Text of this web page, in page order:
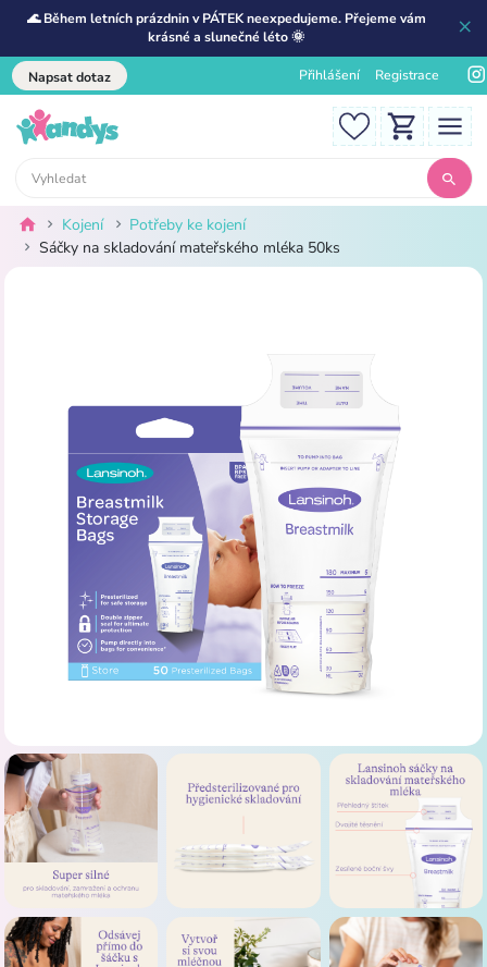
🌊 Během letních prázdnin v PÁTEK neexpedujeme. Přejeme vám
krásné a slunečné léto 🌞
Napsat dotaz Přihlášení Registrace
Kojení
Potřeby ke kojení
Sáčky na skladování mateřského mléka 50ks